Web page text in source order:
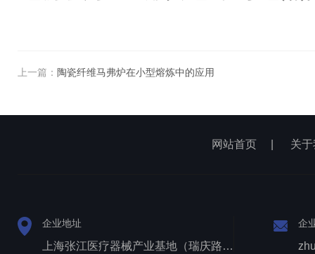
上一篇： 陶瓷纤维马弗炉在小型熔炼中的应用
网站首页 关
企业地址
上海张江医疗器械产业基地（瑞庆路528号）
企